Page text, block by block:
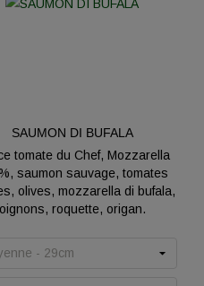
SAUMON DI BUFALA
tomate du Chef, Mozzarella
saumon sauvage, tomates
olives, mozzarella di bufala,
oignons, roquette, origan.